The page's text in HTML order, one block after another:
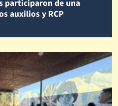
participaron de una
auxilios y RCP